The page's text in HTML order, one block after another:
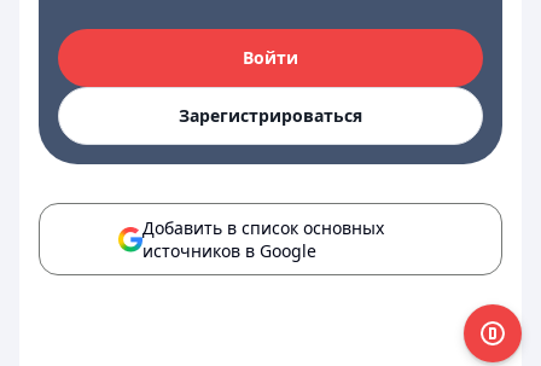
Войти
Зарегистрироваться
Добавить в список основных
источников в Google